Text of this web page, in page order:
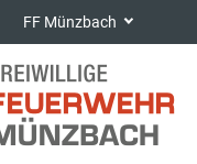
FF Münzbach